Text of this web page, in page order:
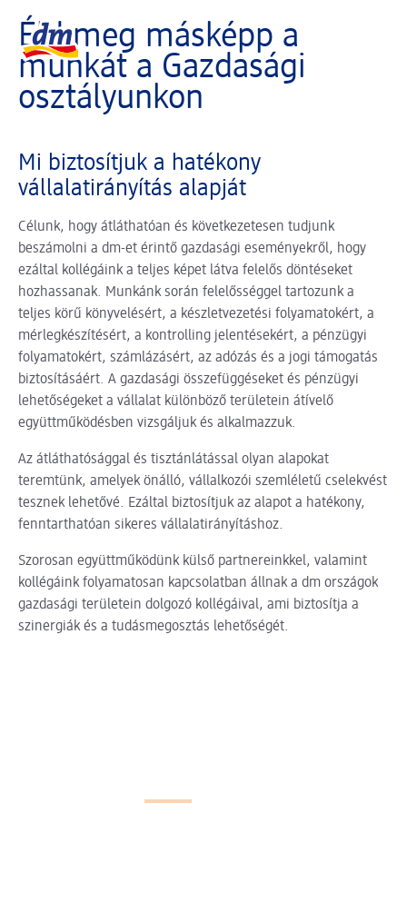
dm logó, vissza a kezdőoldalra
Éld meg másképp a
munkát a Gazdasági
osztályunkon
Mi biztosítjuk a hatékony
vállalatirányítás alapját
Célunk, hogy átláthatóan és következetesen tudjunk
beszámolni a dm-et érintő gazdasági eseményekről, hogy
ezáltal kollégáink a teljes képet látva felelős döntéseket
hozhassanak. Munkánk során felelősséggel tartozunk a
teljes körű könyvelésért, a készletvezetési folyamatokért, a
mérlegkészítésért, a kontrolling jelentésekért, a pénzügyi
folyamatokért, számlázásért, az adózás és a jogi támogatás
biztosításáért. A gazdasági összefüggéseket és pénzügyi
lehetőségeket a vállalat különböző területein átívelő
együttműködésben vizsgáljuk és alkalmazzuk.
Az átláthatósággal és tisztánlátással olyan alapokat
teremtünk, amelyek önálló, vállalkozói szemléletű cselekvést
tesznek lehetővé. Ezáltal biztosítjuk az alapot a hatékony,
fenntarthatóan sikeres vállalatirányításhoz.
Szorosan együttműködünk külső partnereinkkel, valamint
kollégáink folyamatosan kapcsolatban állnak a dm országok
gazdasági területein dolgozó kollégáival, ami biztosítja a
szinergiák és a tudásmegosztás lehetőségét.